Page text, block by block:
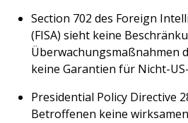
Section 702 des Foreign
(FISA) sieht keine
Überwachungsmaßnahmen
keine Garantien für Nicht-
Presidential Policy Directive
Betroffenen keine